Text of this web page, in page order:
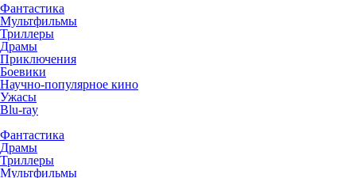
Фантастика
Мультфильмы
Триллеры
Драмы
Приключения
Боевики
Научно-популярное кино
Ужасы
Blu-ray
Фантастика
Драмы
Триллеры
Мультфильмы